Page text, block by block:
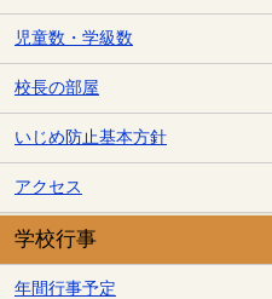
児童数・学級数
校長の部屋
いじめ防止基本方針
アクセス
学校行事
年間行事予定